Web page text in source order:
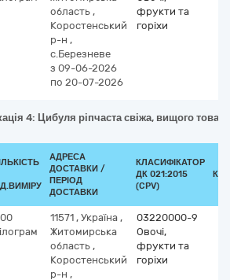
область ,
Коростенський
р-н ,
с.Березневе
з 09-06-2026
по 20-07-2026
фрукти та
горіхи
4: Цибуля ріпчаста свіжа, вищого
АДРЕСА
ДОСТАВКИ /
ПЕРІОД
ДОСТАВКИ
КЛАСИФІКАТОР
ДК 021:2015
(CPV)
11571 , Україна ,
Житомирська
область ,
Коростенський
р-н ,
03220000-9
Овочі,
фрукти та
горіхи